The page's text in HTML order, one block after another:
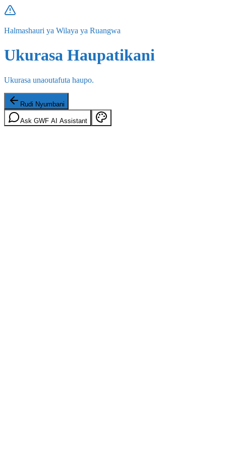
Halmashauri ya Wilaya ya Ruangwa
Ukurasa Haupatikani
Ukurasa unaoutafuta haupo.
Rudi Nyumbani
Ask GWF AI Assistant